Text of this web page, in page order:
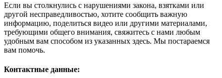
Если вы столкнулись с нарушениями закона, взятками или
другой несправедливостью, хотите сообщить важную
информацию, поделиться видео или другими материалами,
требующими общего внимания, свяжитесь с нами любым
удобным вам способом из указанных здесь. Мы постараемся
вам помочь.
Контактные данные: